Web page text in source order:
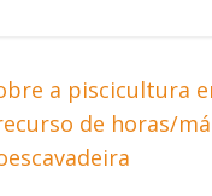
a piscicultura
de horas/